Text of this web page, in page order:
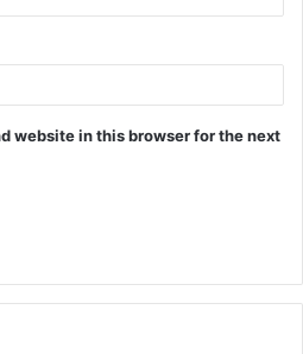
website in this browser for the next